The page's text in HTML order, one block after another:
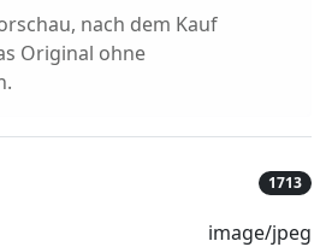
nach dem Kauf
Original ohne
1713
image/jpeg